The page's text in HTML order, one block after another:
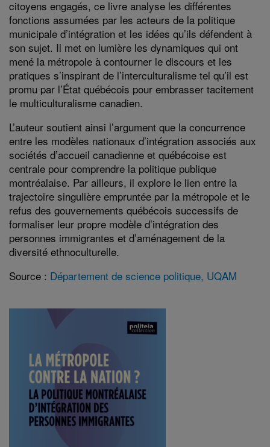
citoyens engagés, ce livre analyse les différentes
fonctions assumées par les acteurs de la politique
municipale d’intégration et les idées qu’ils défendent à
son sujet. Il met en lumière les dynamiques qui ont
mené la métropole à contourner le discours et les
pratiques s’inspirant de l’interculturalisme tel qu’il est
promu par l’État québécois pour embrasser tacitement
le multiculturalisme canadien.
L’auteur soutient ainsi l’argument que la concurrence
entre les modèles nationaux d’intégration associés aux
sociétés d’accueil canadienne et québécoise est
centrale pour comprendre la politique publique
montréalaise. Par ailleurs, il explore le lien entre la
trajectoire singulière empruntée par la métropole et le
refus des gouvernements québécois successifs de
formaliser leur propre modèle d’intégration des
personnes immigrantes et d’aménagement de la
diversité ethnoculturelle.
Source : Département de science politique, UQAM